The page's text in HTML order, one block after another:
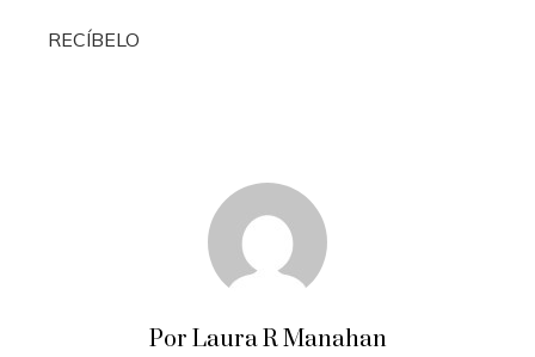
RECÍBELO
Por Laura R Manahan